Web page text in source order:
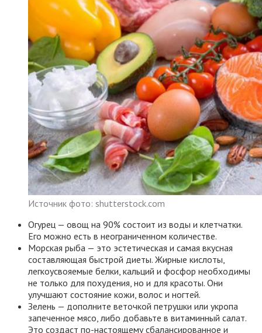
Источник фото: shutterstock.com
Огурец — овощ на 90% состоит из воды и клетчатки.
Его можно есть в неограниченном количестве.
Морская рыба — это эстетическая и самая вкусная
составляющая быстрой диеты. Жирные кислоты,
легкоусвояемые белки, кальций и фосфор необходимы
не только для похудения, но и для красоты. Они
улучшают состояние кожи, волос и ногтей.
Зелень — дополните веточкой петрушки или укропа
запеченное мясо, либо добавьте в витаминный салат.
Это создаст по-настоящему сбалансированное и